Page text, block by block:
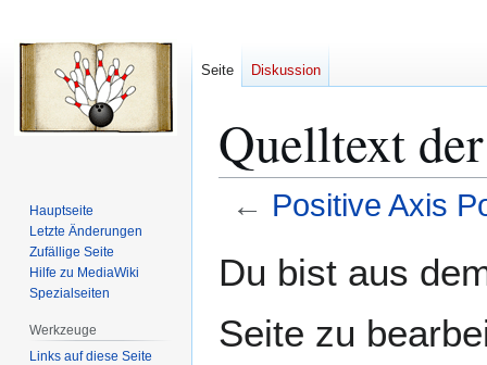
Quelltext
← Positive Axis
Navigation
Suche
Du bist aus
Seite zu
Seite Diskussion
Hauptseite
Letzte Änderungen
Zufällige Seite
Hilfe zu MediaWiki
Spezialseiten
Werkzeuge
Links auf diese Seite